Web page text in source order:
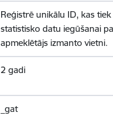
Reģistrē unikālu ID, kas
statistisko datu iegūšanai
apmeklētājs izmanto vietni.
2 gadi
_gat